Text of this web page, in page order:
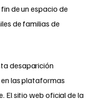
de un espacio de
de familias de
desaparición
las plataformas
El sitio web oficial de la